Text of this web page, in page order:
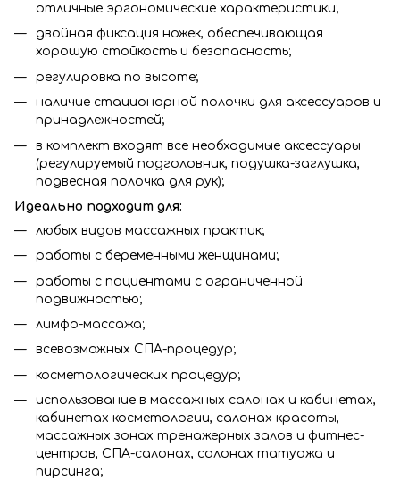
отличные эргономические характеристики;
двойная фиксация ножек, обеспечивающая
хорошую стойкость и безопасность;
регулировка по высоте;
наличие стационарной полочки для аксессуаров и
принадлежностей;
в комплект входят все необходимые аксессуары
(регулируемый подголовник, подушка-заглушка,
подвесная полочка для рук);
Идеально подходит для:
любых видов массажных практик;
работы с беременными женщинами;
работы с пациентами с ограниченной
подвижностью;
лимфо-массажа;
всевозможных СПА-процедур;
косметологических процедур;
использование в массажных салонах и кабинетах,
кабинетах косметологии, салонах красоты,
массажных зонах тренажерных залов и фитнес-
центров, СПА-салонах, салонах татуажа и
пирсинга;